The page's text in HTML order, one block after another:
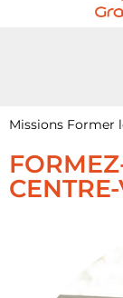
Missions Former